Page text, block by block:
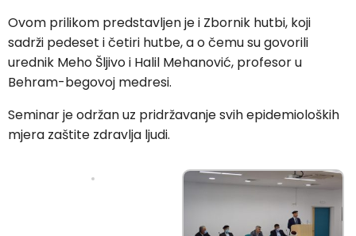
Ovom prilikom predstavljen je i Zbornik hutbi, koji
sadrži pedeset i četiri hutbe, a o čemu su govorili
urednik Meho Šljivo i Halil Mehanović, profesor u
Behram-begovoj medresi.
Seminar je održan uz pridržavanje svih epidemioloških
mjera zaštite zdravlja ljudi.